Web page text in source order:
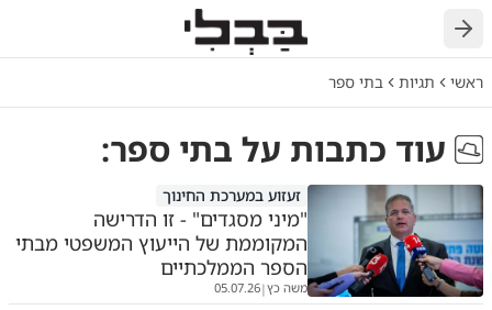
חזרה
ראשי תגיות בתי ספר
עוד כתבות על בתי ספר:
זעזוע במערכת החינוך
"מיני מסגדים" - זו הדרישה
המקוממת של הייעוץ המשפטי מבתי
הספר הממלכתיים
משה כץ|
05.07.26